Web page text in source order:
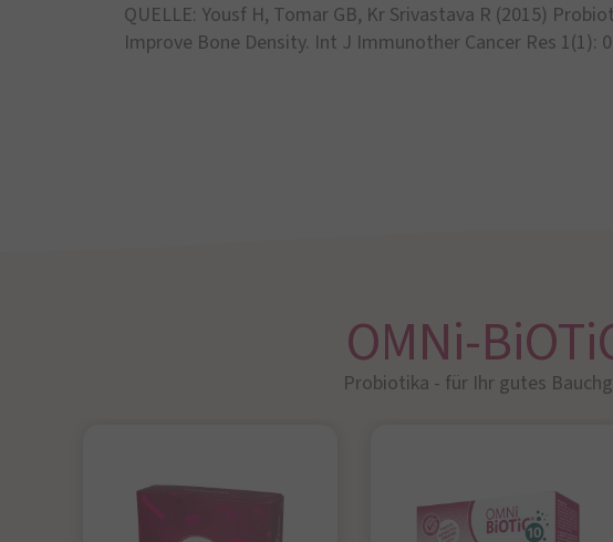
QUELLE: Yousf H, Tomar GB, Kr Srivastava R (2015)
Improve Bone Density. Int J Immunother Cancer Res 1(1):
OMNi-
Probiotika - für Ihr gutes